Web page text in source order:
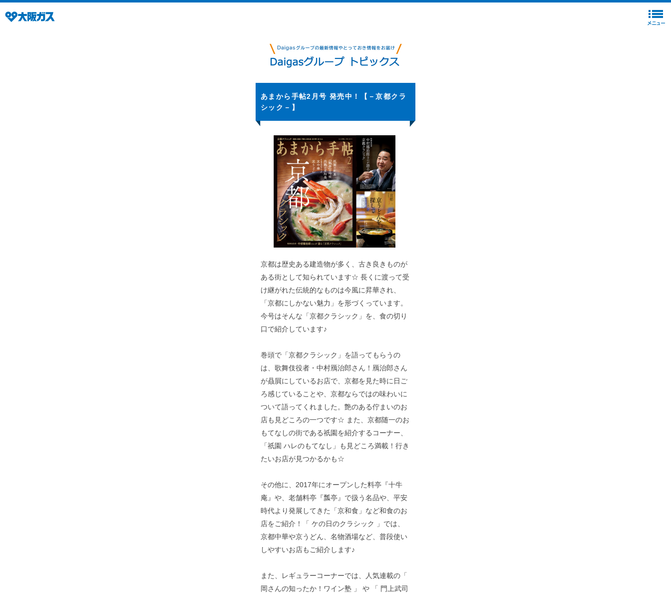
あまから手帖2月号 発売中！【－京都クラ
シック－】
京都は歴史ある建造物が多く、古き良きものが
ある街として知られています☆ 長くに渡って受
け継がれた伝統的なものは今風に昇華され、
「京都にしかない魅力」を形づくっています。
今号はそんな「京都クラシック」を、食の切り
口で紹介しています♪
巻頭で「京都クラシック」を語ってもらうの
は、歌舞伎役者・中村鴈治郎さん！鴈治郎さん
が贔屓にしているお店で、京都を見た時に日ご
ろ感じていることや、京都ならではの味わいに
ついて語ってくれました。艶のある佇まいのお
店も見どころの一つです☆ また、京都随一のお
もてなしの街である祇園を紹介するコーナー、
「祇園 ハレのもてなし」も見どころ満載！行き
たいお店が見つかるかも☆
その他に、2017年にオープンした料亭『十牛
庵』や、老舗料亭『瓢亭』で扱う名品や、平安
時代より発展してきた「京和食」など和食のお
店をご紹介！「 ケの日のクラシック 」では、
京都中華や京うどん、名物酒場など、普段使い
しやすいお店もご紹介します♪
また、レギュラーコーナーでは、人気連載の「
岡さんの知ったか！ワイン塾 」 や 「 門上武司